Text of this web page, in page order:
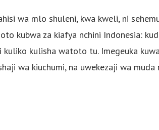
wa mlo shuleni, kwa kweli, ni
kubwa za kiafya nchini Indonesia:
kuliko kulisha watoto tu. Imegeuka
wa kiuchumi, na uwekezaji wa